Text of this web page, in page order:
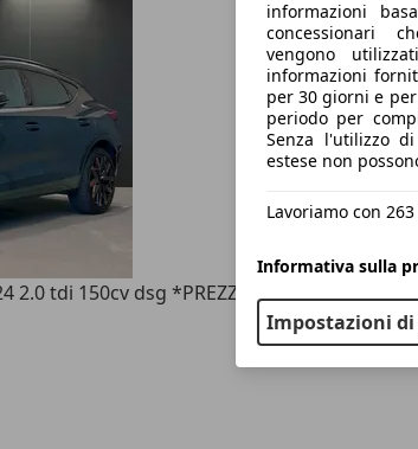
informazioni
concessionari
vengono
informazioni
per 30 giorni e
periodo per
Senza l'utilizzo
estese non
Lavoriamo con
Informativa sulla
Impostazioni
2.0 tdi 150cv dsg *PREZZO PROMO*